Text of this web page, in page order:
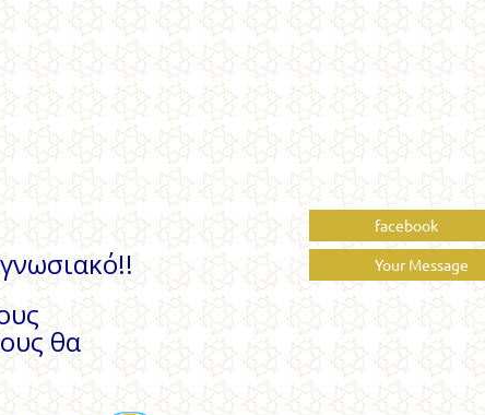
θα
facebook
Your Message